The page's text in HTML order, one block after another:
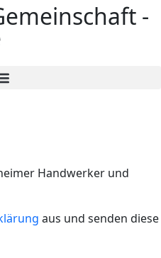
-
Handwerker und
aus und senden diese